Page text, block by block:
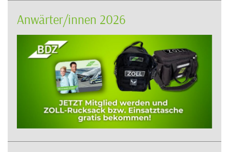
Anwärter/innen 2026